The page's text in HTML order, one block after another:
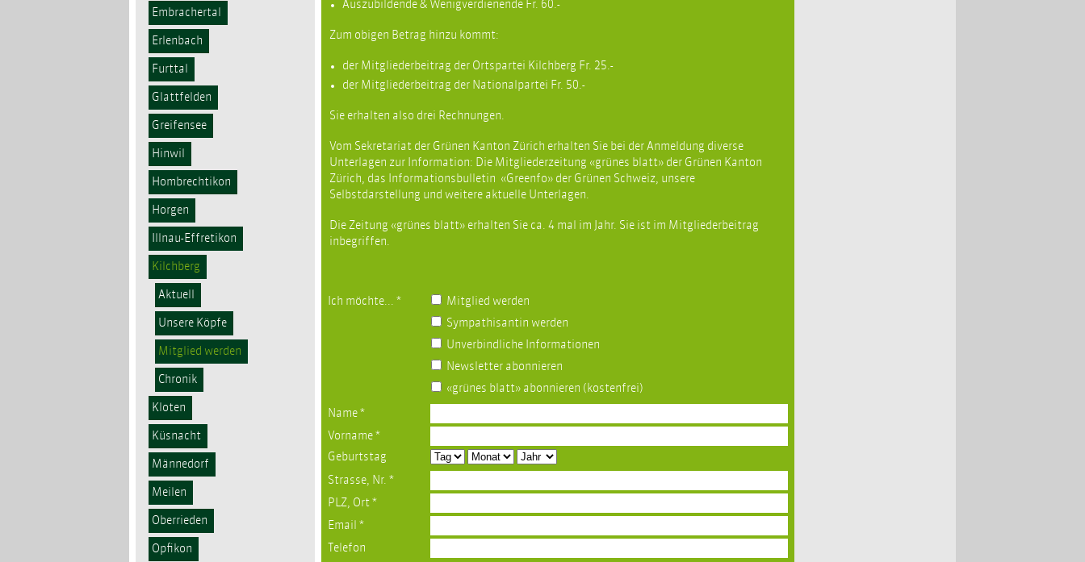
Embrachertal
Erlenbach
Furttal
Glattfelden
Greifensee
Hinwil
Hombrechtikon
Horgen
Illnau-Effretikon
Kilchberg
Aktuell
Unsere Köpfe
Mitglied werden
Chronik
Kloten
Küsnacht
Männedorf
Meilen
Oberrieden
Opfikon
Auszubildende & Wenigverdienende Fr. 60.-
Zum obigen Betrag hinzu kommt:
der Mitgliederbeitrag der Ortspartei Kilchberg Fr. 25.-
der Mitgliederbeitrag der Nationalpartei Fr. 50.-
Sie erhalten also drei Rechnungen.
Vom Sekretariat der Grünen Kanton Zürich erhalten Sie bei der Anmeldung diverse
Unterlagen zur Information: Die Mitgliederzeitung «grünes blatt» der Grünen Kanton
Zürich, das Informationsbulletin «Greenfo» der Grünen Schweiz, unsere
Selbstdarstellung und weitere aktuelle Unterlagen.
Die Zeitung «grünes blatt» erhalten Sie ca. 4 mal im Jahr. Sie ist im Mitgliederbeitrag
inbegriffen.
Ich möchte... *
Mitglied werden
Sympathisantin werden
Unverbindliche Informationen
Newsletter abonnieren
«grünes blatt» abonnieren (kostenfrei)
Name *
Vorname *
Geburtstag
Strasse, Nr. *
PLZ, Ort *
Email *
Telefon